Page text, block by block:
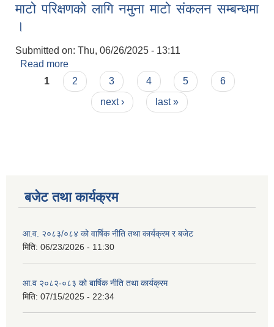
बुझाउन अवगत गराइएको सूचना !
माटो परिक्षणको लागि नमुना माटो संकलन सम्बन्धमा
।
Submitted on: Thu, 06/26/2025 - 13:11
Read more
।
Pages
1 2 3 4 5
6
next ›
last »
बजेट तथा कार्यक्रम
आ.व. २०८३/०८४ को वार्षिक नीति तथा कार्यक्रम र बजेट
मिति: 06/23/2026 - 11:30
आ.व २०८२-०८३ को बार्षिक नीति तथा कार्यक्रम
मिति: 07/15/2025 - 22:34